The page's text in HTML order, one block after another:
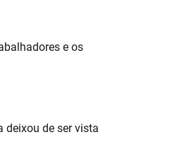
e os
deixou de ser vista